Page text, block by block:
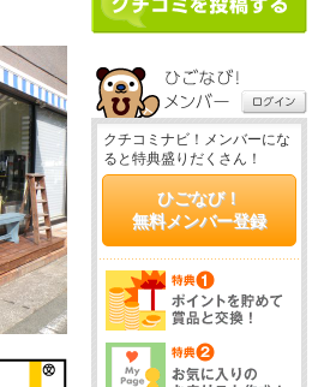
クチコミナビ！メンバーにな
ると特典盛りだくさん！
ひごなび！
無料メンバー登録